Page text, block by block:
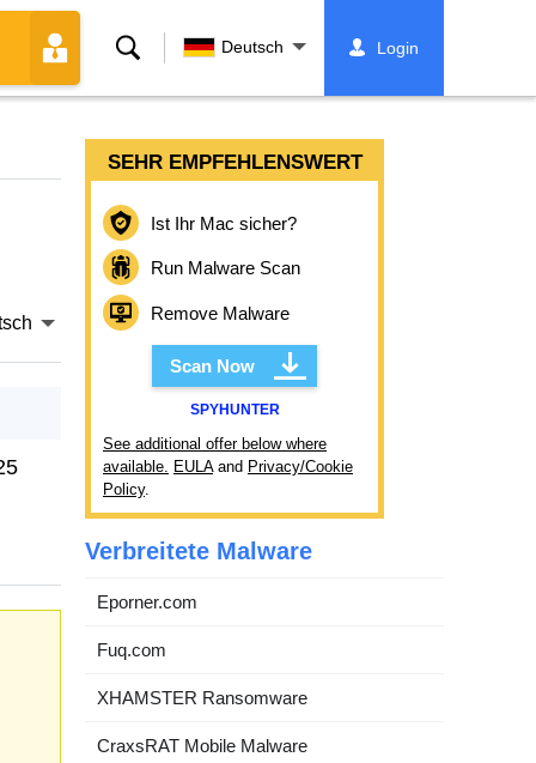
Suche Deutsch Login
SEHR EMPFEHLENSWERT
Ist Ihr Mac sicher?
Run Malware Scan
Remove Malware
Scan Now
SPYHUNTER
See additional offer below where
available. EULAand Privacy/Cookie
Policy.
Verbreitete Malware
Eporner.com
Fuq.com
XHAMSTER Ransomware
CraxsRAT Mobile Malware